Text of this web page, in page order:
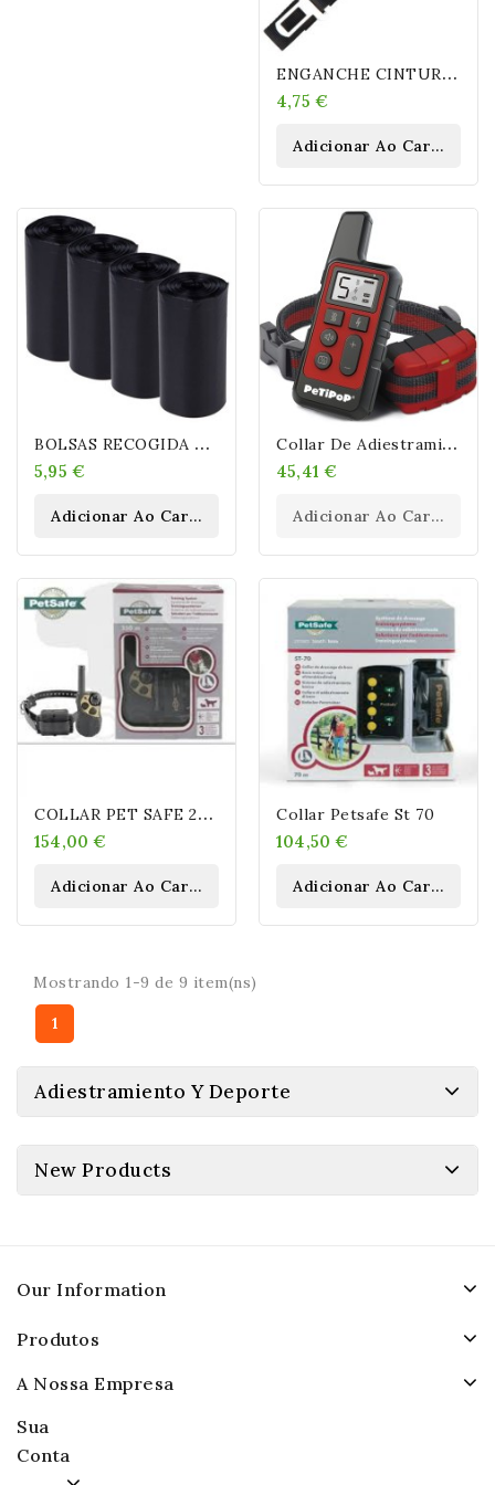
E
NGANCHE CINTURÓN DE SEGURIDAD
4,75 €
Adicionar Ao Carrinho
B
OLSAS RECOGIDA EXCREMENTOS 20 ROLLOS 20 BOLSAS
5,95 €
Adicionar Ao Carrinho
C
Ollar De Adiestramiento "PetiPop"
45,41 €
Adicionar Ao Carrinho
C
OLLAR PET SAFE 250 M
154,00 €
Adicionar Ao Carrinho
Collar Petsafe St 70
104,50 €
Adicionar Ao Carrinho
Mostrando 1-9 de 9 item(ns)
1
Adiestramiento Y Deporte
New Products
Our Information
Produtos
A Nossa Empresa
Sua
Conta